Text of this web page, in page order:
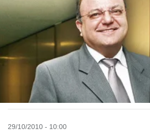
29/10/2010 - 10:00